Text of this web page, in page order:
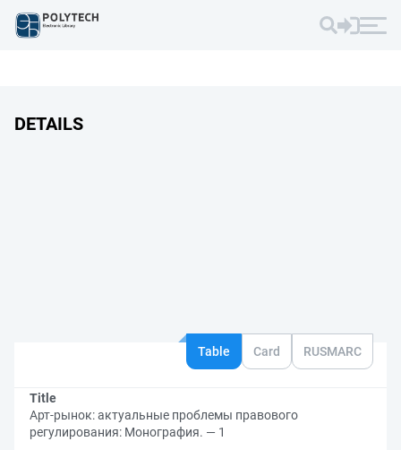
DETAILS
Table Card RUSMARC
Title
Арт-рынок: актуальные проблемы правового
регулирования: Монография. — 1